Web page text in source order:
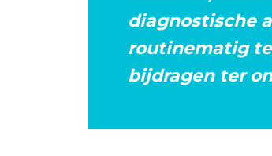
diagnostische
routinematig
bijdragen ter